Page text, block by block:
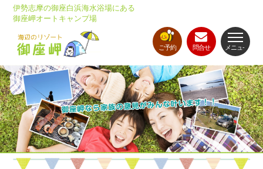
伊勢志摩の御座白浜海水浴場にある
御座岬オートキャンプ場
問合せ
ご予約 メニュ-